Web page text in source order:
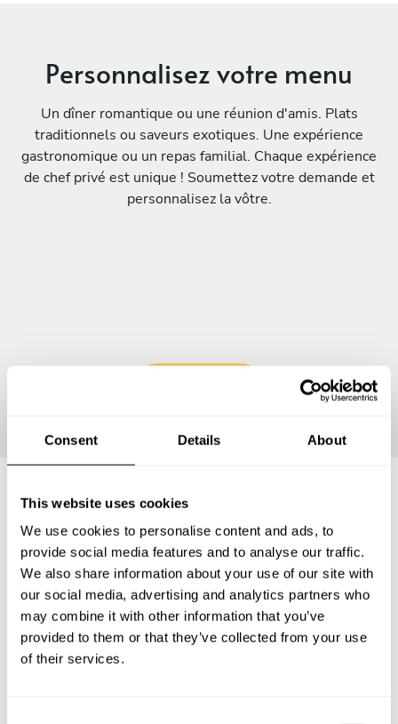
Consent Details About
This website uses cookies
We use cookies to personalise content and ads, to
provide social media features and to analyse our traffic.
We also share information about your use of our site with
our social media, advertising and analytics partners who
may combine it with other information that you’ve
provided to them or that they’ve collected from your use
of their services.
Personnalisez votre menu
Un dîner romantique ou une réunion d'amis. Plats
traditionnels ou saveurs exotiques. Une expérience
gastronomique ou un repas familial. Chaque expérience
de chef privé est unique ! Soumettez votre demande et
personnalisez la vôtre.
Questions fréquemment
posées
Vous trouverez ci-dessous les questions les plus
fréquentes sur Chefs a Domicile à Villeneuve-sur-Lot.